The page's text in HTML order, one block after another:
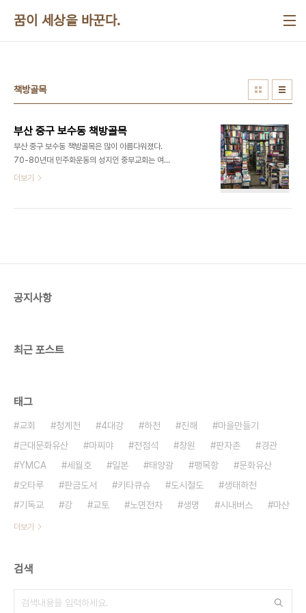
꿈이 세상을 바꾼다.
책방골목
부산 중구 보수동 책방골목
​​부산 중구 보수동 책방골목은 많이 아름다워졌다.
70-80년대 민주화운동의 성지인 중부교회는 여전
하다. ​​​​​
더보기
공지사항
최근 포스트
태그
교회 청계천 4대강 하천 진해
마을만들기
근대문화유산
마찌야 전점석 창원 판자촌
경관
YMCA
세월호 일본 태양광 팽목항
문화유산
오타루
판금도서 키타큐슈 도시철도
생태하천
기독교
강 교토 노면전차 생명 시내버스 마산
더보기
검색